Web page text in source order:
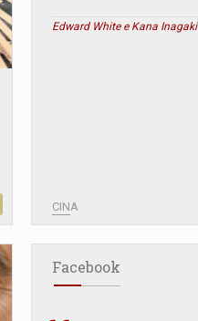
Edward White e Kana Inagaki
CINA
Facebook